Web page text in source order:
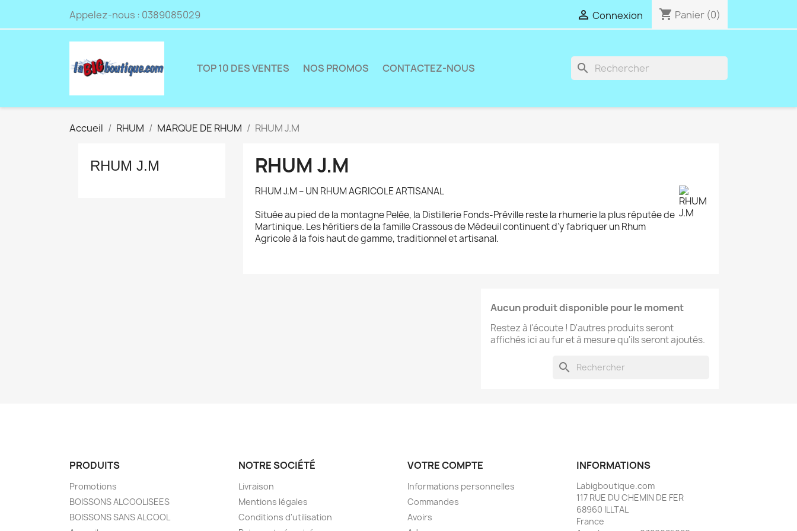
Appelez-nous : 0389085029  Connexion shopping_cart Panier (0)
TOP 10 DES VENTES NOS PROMOS CONTACTEZ-NOUS search
Accueil RHUM MARQUE DE RHUM RHUM J.M
RHUM J.M RHUM J.M
RHUM J.M – UN RHUM AGRICOLE ARTISANAL
Située au pied de la montagne Pelée, la Distillerie Fonds-Préville reste la rhumerie la plus réputée de
Martinique. Les héritiers de la famille Crassous de Médeuil continuent d’y fabriquer un Rhum
Agricole à la fois haut de gamme, traditionnel et artisanal.
Aucun produit disponible pour le moment
Restez à l'écoute ! D'autres produits seront
affichés ici au fur et à mesure qu'ils seront ajoutés.
search
PRODUITS
Promotions
BOISSONS ALCOOLISEES
BOISSONS SANS ALCOOL
NOTRE SOCIÉTÉ
Livraison
Mentions légales
Conditions d'utilisation
VOTRE COMPTE
Informations personnelles
Commandes
Avoirs
INFORMATIONS
Labigboutique.com
117 RUE DU CHEMIN DE FER
68960 ILLTAL
France